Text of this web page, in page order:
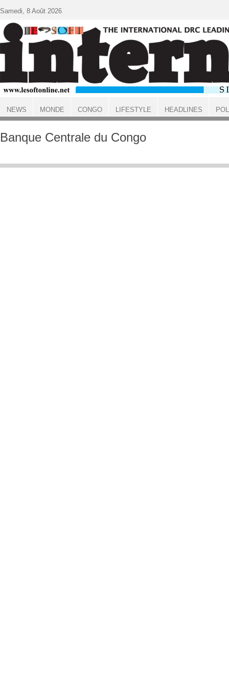
ACCUEIL
Banque Centrale du Congo
Samedi, 8 Août 2026
NEWS MONDE CONGO LIFESTYLE HEADLINES